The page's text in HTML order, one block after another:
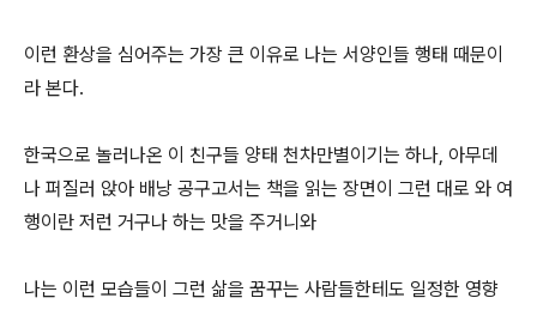
이런 환상을 심어주는 가장 큰 이유로 나는 서양인들 행태 때문이
라 본다.
한국으로 놀러나온 이 친구들 양태 천차만별이기는 하나, 아무데
나 퍼질러 앉아 배낭 공구고서는 책을 읽는 장면이 그런 대로 와 여
행이란 저런 거구나 하는 맛을 주거니와
나는 이런 모습들이 그런 삶을 꿈꾸는 사람들한테도 일정한 영향